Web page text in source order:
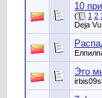
10
( 1 2
Deja Vu
Это